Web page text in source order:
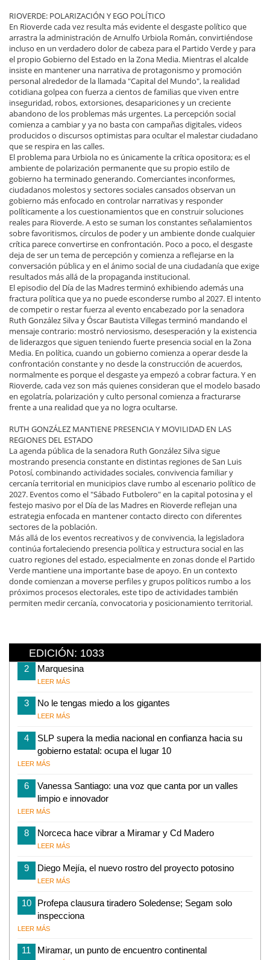
RIOVERDE: POLARIZACIÓN Y EGO POLÍTICO
En Rioverde cada vez resulta más evidente el desgaste político que
arrastra la administración de Arnulfo Urbiola Román, convirtiéndose
incluso en un verdadero dolor de cabeza para el Partido Verde y para
el propio Gobierno del Estado en la Zona Media. Mientras el alcalde
insiste en mantener una narrativa de protagonismo y promoción
personal alrededor de la llamada "Capital del Mundo", la realidad
cotidiana golpea con fuerza a cientos de familias que viven entre
inseguridad, robos, extorsiones, desapariciones y un creciente
abandono de los problemas más urgentes. La percepción social
comienza a cambiar y ya no basta con campañas digitales, videos
producidos o discursos optimistas para ocultar el malestar ciudadano
que se respira en las calles.
El problema para Urbiola no es únicamente la crítica opositora; es el
ambiente de polarización permanente que su propio estilo de
gobierno ha terminado generando. Comerciantes inconformes,
ciudadanos molestos y sectores sociales cansados observan un
gobierno más enfocado en controlar narrativas y responder
políticamente a los cuestionamientos que en construir soluciones
reales para Rioverde. A esto se suman los constantes señalamientos
sobre favoritismos, círculos de poder y un ambiente donde cualquier
crítica parece convertirse en confrontación. Poco a poco, el desgaste
deja de ser un tema de percepción y comienza a reflejarse en la
conversación pública y en el ánimo social de una ciudadanía que exige
resultados más allá de la propaganda institucional.
El episodio del Día de las Madres terminó exhibiendo además una
fractura política que ya no puede esconderse rumbo al 2027. El intento
de competir o restar fuerza al evento encabezado por la senadora
Ruth González Silva y Óscar Bautista Villegas terminó mandando el
mensaje contrario: mostró nerviosismo, desesperación y la existencia
de liderazgos que siguen teniendo fuerte presencia social en la Zona
Media. En política, cuando un gobierno comienza a operar desde la
confrontación constante y no desde la construcción de acuerdos,
normalmente es porque el desgaste ya empezó a cobrar factura. Y en
Rioverde, cada vez son más quienes consideran que el modelo basado
en egolatría, polarización y culto personal comienza a fracturarse
frente a una realidad que ya no logra ocultarse.
RUTH GONZÁLEZ MANTIENE PRESENCIA Y MOVILIDAD EN LAS
REGIONES DEL ESTADO
La agenda pública de la senadora Ruth González Silva sigue
mostrando presencia constante en distintas regiones de San Luis
Potosí, combinando actividades sociales, convivencia familiar y
cercanía territorial en municipios clave rumbo al escenario político de
2027. Eventos como el "Sábado Futbolero" en la capital potosina y el
festejo masivo por el Día de las Madres en Rioverde reflejan una
estrategia enfocada en mantener contacto directo con diferentes
sectores de la población.
Más allá de los eventos recreativos y de convivencia, la legisladora
continúa fortaleciendo presencia política y estructura social en las
cuatro regiones del estado, especialmente en zonas donde el Partido
Verde mantiene una importante base de apoyo. En un contexto
donde comienzan a moverse perfiles y grupos políticos rumbo a los
próximos procesos electorales, este tipo de actividades también
permiten medir cercanía, convocatoria y posicionamiento territorial.
EDICIÓN: 1033
2 Marquesina
LEER MÁS
3 No le tengas miedo a los gigantes
LEER MÁS
4
SLP supera la media nacional en confianza hacia su
gobierno estatal: ocupa el lugar 10
LEER MÁS
6
Vanessa Santiago: una voz que canta por un valles
limpio e innovador
LEER MÁS
8 Norceca hace vibrar a Miramar y Cd Madero
LEER MÁS
9 Diego Mejía, el nuevo rostro del proyecto potosino
LEER MÁS
10
Profepa clausura tiradero Soledense; Segam solo
inspecciona
LEER MÁS
11 Miramar, un punto de encuentro continental